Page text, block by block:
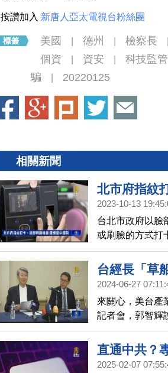
按讚加入 新唐人亞太電視台粉絲團
美國 德州 檢察長
個資 資安 科技監管
騙
20220125
相關新聞
北市府指紋
2023-10-13
台北市政府以臉
或刷臉的方式打
品，憂心2萬6千
過資訊局遭駭客
符合中央規定。
台經長「草
2024-06-27
來關心，美台產
記者會，郭智輝
外招聘優秀的大
50萬的人才。
直通中共？
2025-02-07